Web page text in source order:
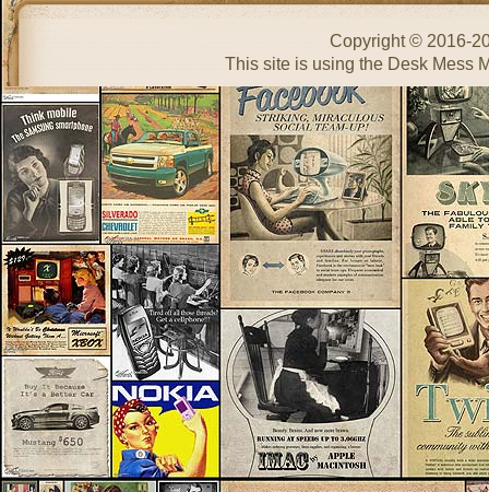
Copyright © 2016-
This site is using the Desk Mess